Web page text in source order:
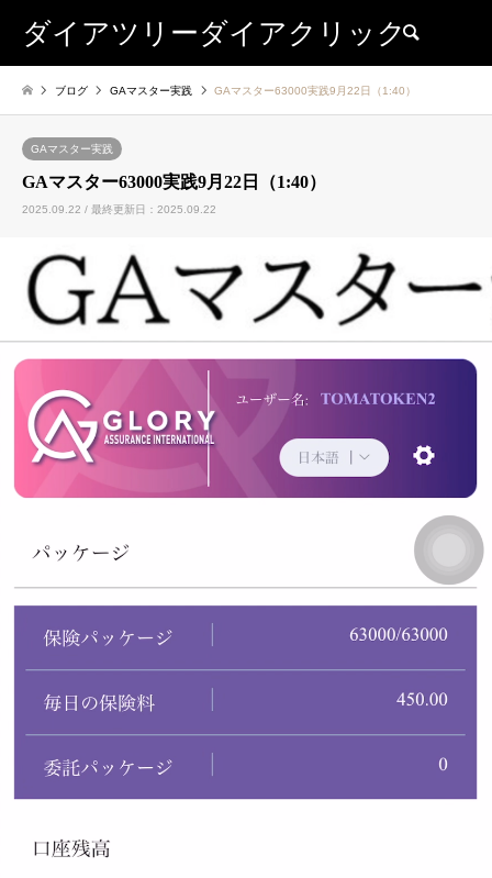
ダイアツリーダイアクリック
ブログ GAマスター実践 GAマスター63000実践9月22日（1:40）
GAマスター実践
GAマスター63000実践9月22日（1:40）
2025.09.22 / 最終更新日：2025.09.22